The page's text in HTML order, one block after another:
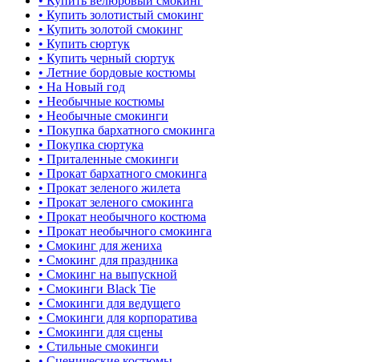
• Купить золотистый смокинг
• Купить золотой смокинг
• Купить сюртук
• Купить черный сюртук
• Летние бордовые костюмы
• На Новый год
• Необычные костюмы
• Необычные смокинги
• Покупка бархатного смокинга
• Покупка сюртука
• Приталенные смокинги
• Прокат бархатного смокинга
• Прокат зеленого жилета
• Прокат зеленого смокинга
• Прокат необычного костюма
• Прокат необычного смокинга
• Смокинг для жениха
• Смокинг для праздника
• Смокинг на выпускной
• Смокинги Black Tie
• Смокинги для ведущего
• Смокинги для корпоратива
• Смокинги для сцены
• Стильные смокинги